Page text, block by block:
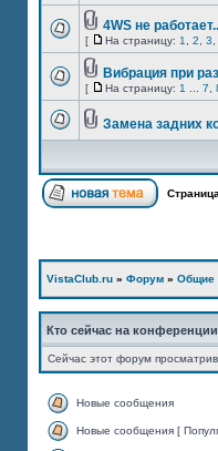
4WS не
[ На страницу: 1 2 3
Вибрация при
[ На страницу: 1 7
Замена задних
Страница
VistaClub.ru » Форум » Общие
Кто сейчас на конференции
Сейчас этот форум
Новые сообщения
Новые сообщения [